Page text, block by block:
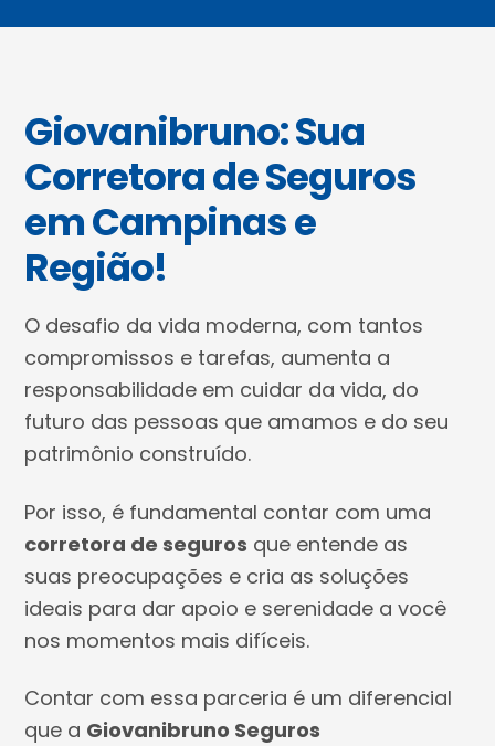
Giovanibruno: Sua
Corretora de Seguros
em Campinas e
Região!
O desafio da vida moderna, com tantos
compromissos e tarefas, aumenta a
responsabilidade em cuidar da vida, do
futuro das pessoas que amamos e do seu
patrimônio construído.
Por isso, é fundamental contar com uma
corretora de seguros que entende as
suas preocupações e cria as soluções
ideais para dar apoio e serenidade a você
nos momentos mais difíceis.
Contar com essa parceria é um diferencial
que a Giovanibruno Seguros